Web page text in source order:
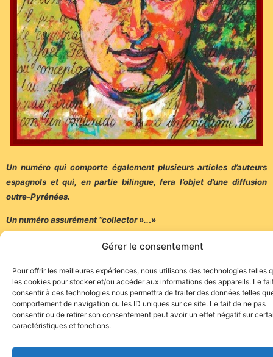
Gérer le consentement
Pour offrir les meilleures expériences, nous utilisons des technologies telles
les cookies pour stocker et/ou accéder aux informations des appareils. Le
consentir à ces technologies nous permettra de traiter des données telles
comportement de navigation ou les ID uniques sur ce site. Le fait de ne pas
consentir ou de retirer son consentement peut avoir un effet négatif sur
caractéristiques et fonctions.
Un numéro qui comporte également plusieurs articles d’auteurs
espagnols et qui, en partie bilingue, fera l’objet d’une diffusion
outre-Pyrénées.
Un numéro assurément ‘’collector »...»
Site de l'association TOROFIESTA